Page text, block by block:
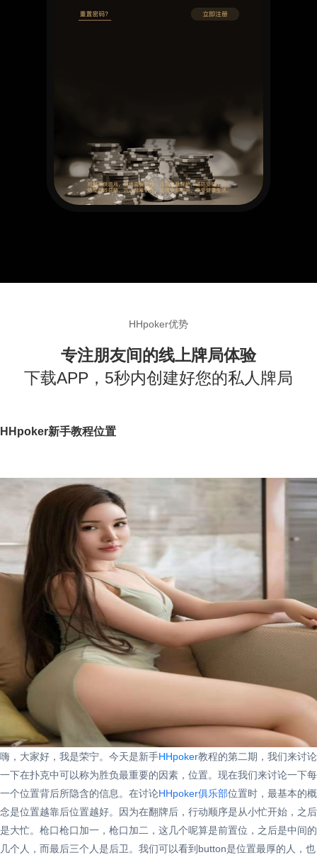
HHpoker优势
专注朋友间的线上牌局体验
下载APP，5秒内创建好您的私人牌局
HHpoker新手教程位置
嗨，大家好，我是荣宁。今天是新手HHpoker教程的第二期，我们来讨论
一下在扑克中可以称为胜负最重要的因素，位置。现在我们来讨论一下每
一个位置背后所隐含的信息。在讨论HHpoker俱乐部位置时，最基本的概
念是位置越靠后位置越好。因为在翻牌后，行动顺序是从小忙开始，之后
是大忙。枪口枪口加一，枪口加二，这几个呢算是前置位，之后是中间的
几个人，而最后三个人是后卫。我们可以看到button是位置最厚的人，也